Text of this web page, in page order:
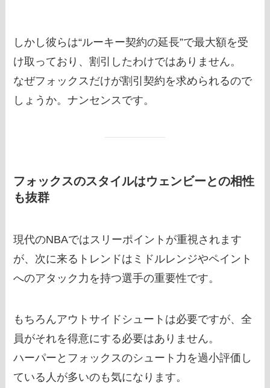
しかし彼らは“ルーキー契約の延長”で最大額を受
け取っており、割引したわけではありません。
なぜフォックスだけが割引契約を求められるので
しょうか。ナンセンスです。
フォックスのスタイルはウェンビーとの相性
も抜群
現代のNBAではスリーポイントが重視されます
が、次に来るトレンドはミドルレンジやペイント
へのアタック力を持つ選手の重要性です。
もちろんアウトサイドシュートは必要ですが、全
員がそれを得意にする必要はありません。
ハーパーとフォックスのシュート力を過小評価し
ている人が多いのも気になります。